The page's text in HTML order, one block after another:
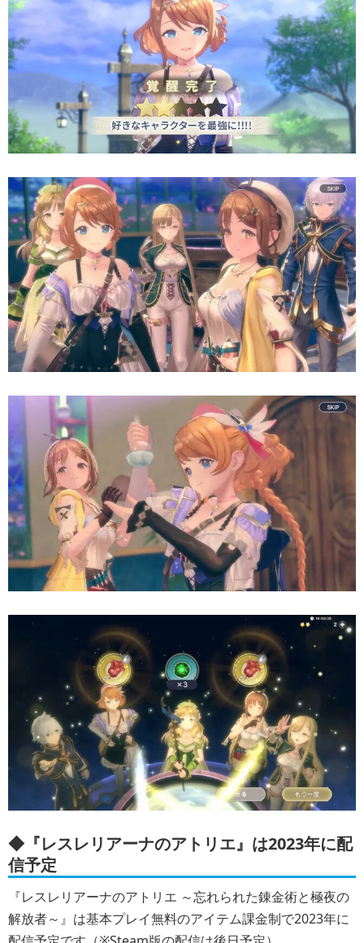
◆『レスレリアーナのアトリエ』は2023年に配
信予定
『レスレリアーナのアトリエ ～忘れられた錬金術と極夜の
解放者～』は基本プレイ無料のアイテム課金制で2023年に